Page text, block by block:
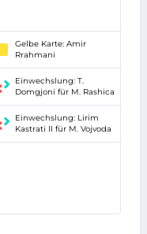
Gelbe Karte: Amir
Rrahmani
Einwechslung: T.
Domgjoni für M. Rashica
Einwechslung: Lirim
Kastrati II für M. Vojvoda